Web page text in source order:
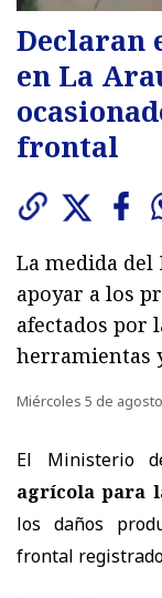
Declaran
en La
frontal
La medida
apoyar a los
afectados por
herramientas
Miércoles 5 de
El Ministerio
agrícola para
los daños
frontal